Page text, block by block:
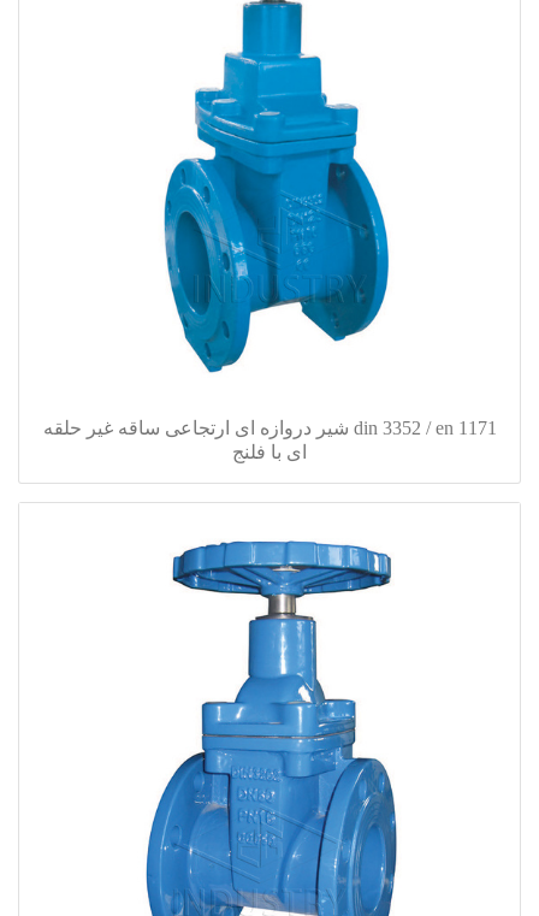
din 3352 / en 1171 شیر دروازه ای ارتجاعی ساقه غیر حلقه
ای با فلنج